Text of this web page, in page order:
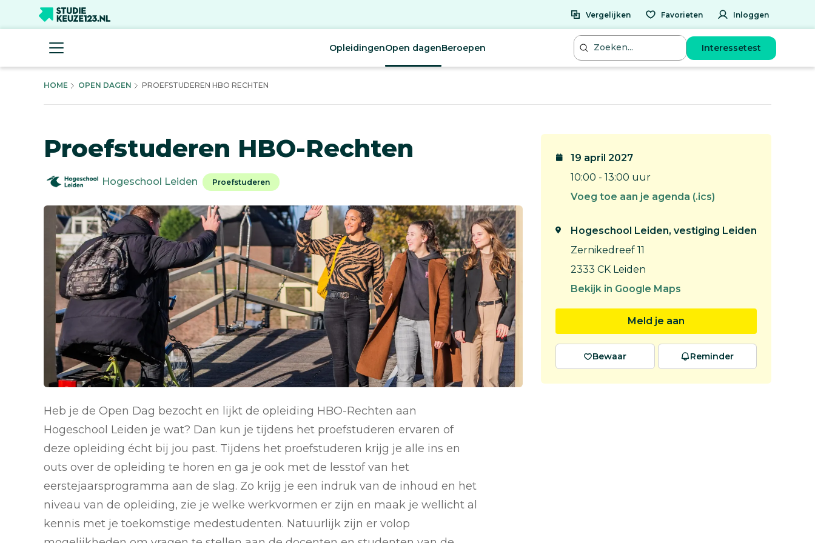
Vergelijken Favorieten Inloggen
OpleidingenOpen dagenBeroepen Interessetest
HOME OPEN DAGEN PROEFSTUDEREN HBO RECHTEN
Proefstuderen HBO-Rechten
Hogeschool Leiden Proefstuderen
Heb je de Open Dag bezocht en lijkt de opleiding HBO-Rechten aan
Hogeschool Leiden je wat? Dan kun je tijdens het proefstuderen ervaren of
deze opleiding écht bij jou past. Tijdens het proefstuderen krijg je alle ins en
outs over de opleiding te horen en ga je ook met de lesstof van het
eerstejaarsprogramma aan de slag. Zo krijg je een indruk van de inhoud en het
niveau van de opleiding, zie je welke werkvormen er zijn en maak je wellicht al
kennis met je toekomstige medestudenten. Natuurlijk zijn er volop
19 april 2027
10:00 - 13:00 uur
Voeg toe aan je agenda (.ics)
Hogeschool Leiden, vestiging Leiden
Zernikedreef 11
2333 CK Leiden
Bekijk in Google Maps
Meld je aan
Bewaar Reminder